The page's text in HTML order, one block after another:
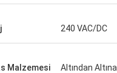
240 VAC/DC
Malzemesi Altından Altına